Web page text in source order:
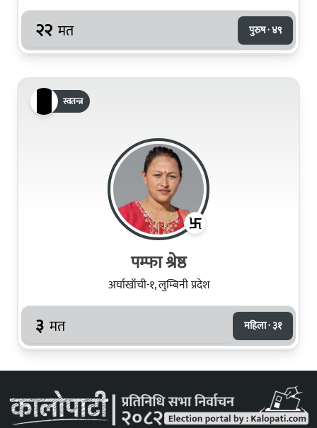
२२ मत पुरुष · ४९
स्वतन्त्र
पम्फा श्रेष्ठ
अर्घाखाँची-१, लुम्बिनी प्रदेश
३ मत महिला · ३१